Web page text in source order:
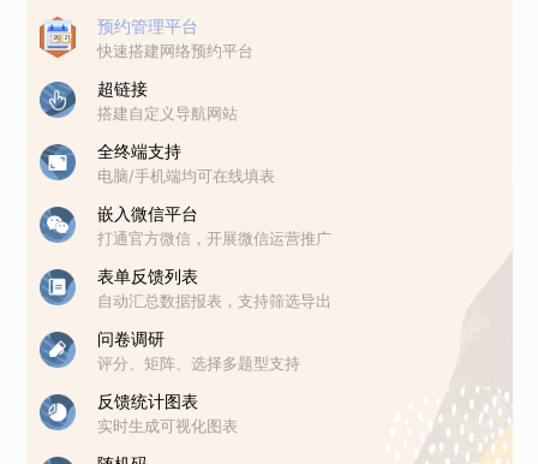
预约管理平台
快速搭建网络预约平台
超链接
搭建自定义导航网站
全终端支持
电脑/手机端均可在线填表
嵌入微信平台
打通官方微信，开展微信运营推广
表单反馈列表
自动汇总数据报表，支持筛选导出
问卷调研
评分、矩阵、选择多题型支持
反馈统计图表
实时生成可视化图表